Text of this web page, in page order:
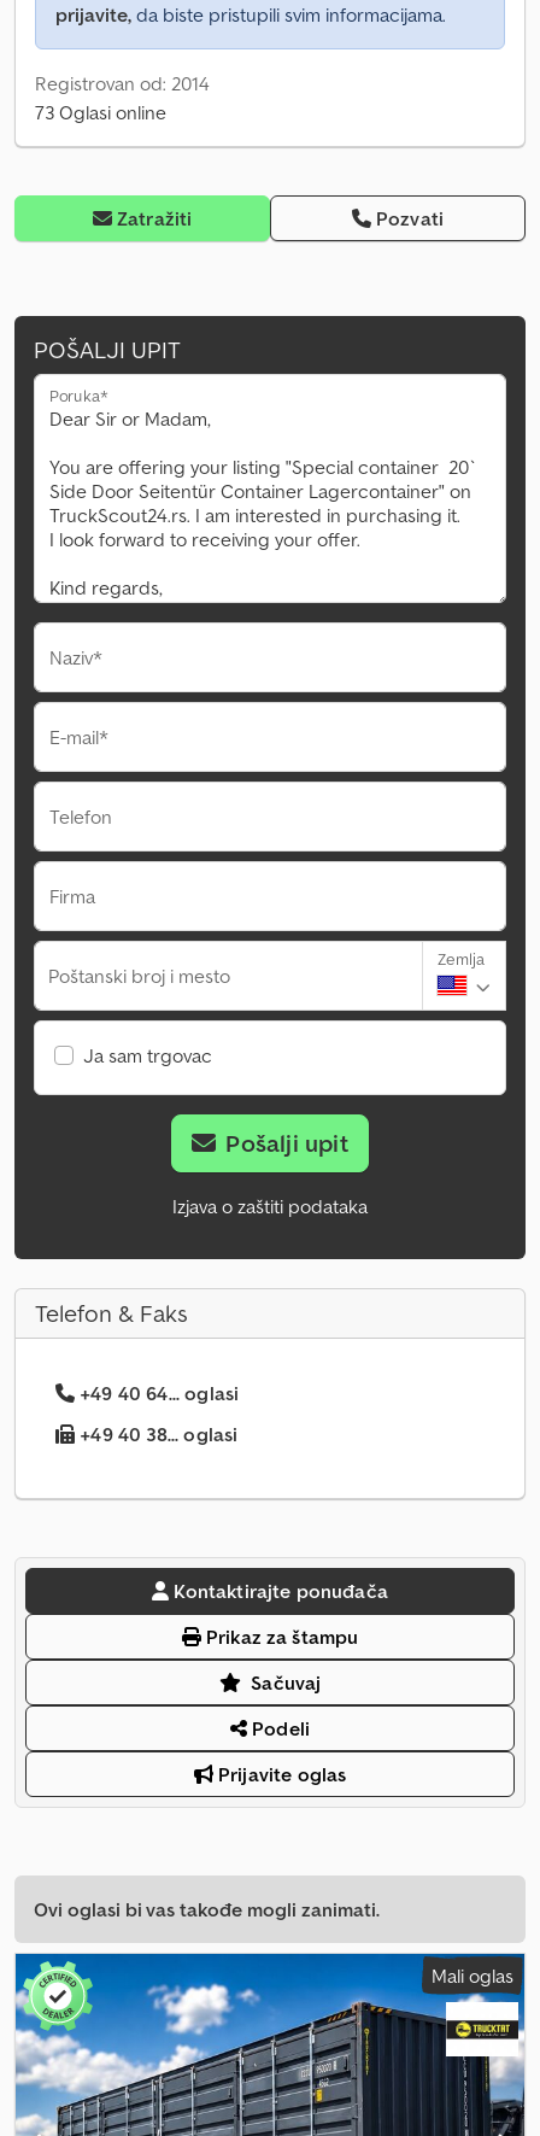
prijavite, da biste pristupili svim informacijama.
Registrovan od: 2014
73 Oglasi online
Zatražiti Pozvati
POŠALJI UPIT
Poruka*
Naziv*
E-mail*
Telefon
Firma
Poštanski broj i mesto
Zemlja
Ja sam trgovac
Pošalji upit
Izjava o zaštiti podataka
Telefon & Faks
+49 40 64... oglasi
+49 40 38... oglasi
Kontaktirajte ponuđača
Prikaz za štampu
Sačuvaj
Podeli
Prijavite oglas
Ovi oglasi bi vas takođe mogli zanimati.
Mali oglas